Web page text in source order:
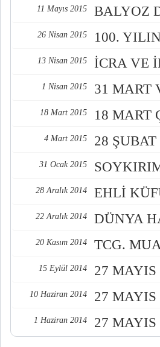
11 Mayıs 2015 BALYOZ
26 Nisan 2015 100.
13 Nisan 2015 İCRA VE
1 Nisan 2015 31 MART
18 Mart 2015 18 MART
4 Mart 2015 28
31 Ocak 2015
28 Aralık 2014 EHLİ
22 Aralık 2014 DÜNYA
20 Kasım 2014 TCG.
15 Eylül 2014 27
10 Haziran 2014 27
1 Haziran 2014 27 MAYIS